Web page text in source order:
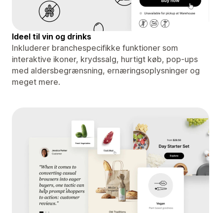
Ideel til vin og drinks
Inkluderer branchespecifikke funktioner som
interaktive ikoner, krydssalg, hurtigt køb, pop-ups
med aldersbegrænsning, ernæringsoplysninger og
meget mere.